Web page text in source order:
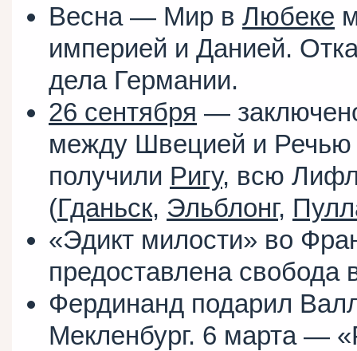
Весна — Мир в Любеке
империей и Данией.
дела Германии.
26 сентября —
между Швецией и
получили Ригу, всю
(Гданьск, Эльблонг,
«Эдикт милости» во
предоставлена свобода
Фердинанд подарил
Мекленбург. 6 марта —